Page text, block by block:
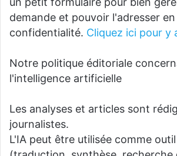
demande et pouvoir l'adresser
confidentialité. Cliquez ici pour y
Notre politique éditoriale
l'intelligence artificielle
Les analyses et articles sont
journalistes.
L'IA peut être utilisée comme